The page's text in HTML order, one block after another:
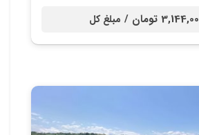
تومان / مبلغ کل